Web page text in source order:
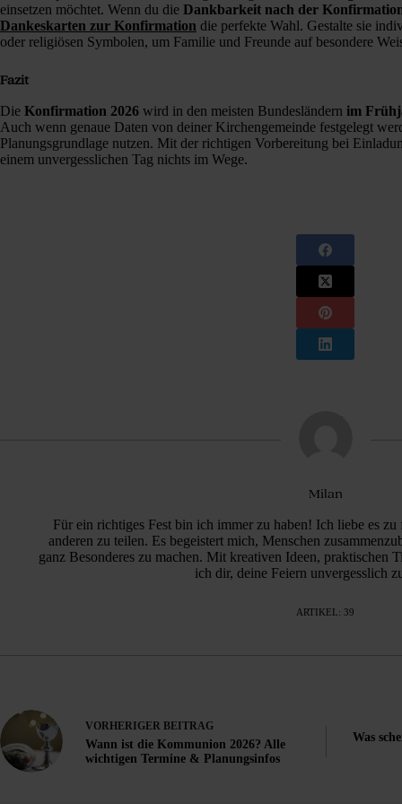
einsetzen möchtet. Wenn du die Dankbarkeit nach der
Dankeskarten zur Konfirmation die perfekte Wahl. Gestalte sie
oder religiösen Symbolen, um Familie und Freunde auf besondere
Fazit
Die Konfirmation 2026 wird in den meisten Bundesländern im
Auch wenn genaue Daten von deiner Kirchengemeinde festgelegt
Planungsgrundlage nutzen. Mit der richtigen Vorbereitung bei
einem unvergesslichen Tag nichts im Wege.
Milan
Für ein richtiges Fest bin ich immer zu haben! Ich liebe es
anderen zu teilen. Es begeistert mich, Menschen
ganz Besonderes zu machen. Mit kreativen Ideen, praktischen
ich dir, deine Feiern unvergesslich
ARTIKEL: 39
VORHERIGER BEITRAG
Wann ist die Kommunion 2026? Alle
wichtigen Termine & Planungsinfos
Was